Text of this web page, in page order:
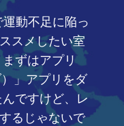
動不足に陥っ
スメしたい室
ずはアプリ
」アプリをダ
ですけど、レ
るじゃないで